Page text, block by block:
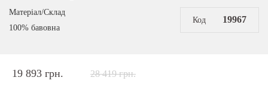
Матеріал/Склад
100% бавовна
Код 19967
19 893 грн. 28 419 грн.